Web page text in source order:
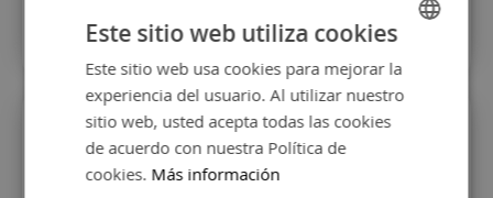
SPANISH
ENGLISH
Este sitio web utiliza cookies
Este sitio web usa cookies para mejorar la
experiencia del usuario. Al utilizar nuestro
sitio web, usted acepta todas las cookies
de acuerdo con nuestra Política de
cookies. Más información